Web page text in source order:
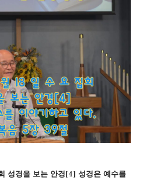
성경을 보는 안경[4] 성경은 예수를